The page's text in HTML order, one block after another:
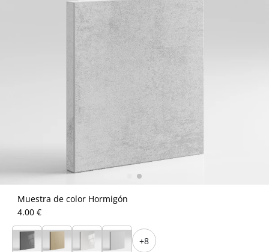
Muestra de color Hormigón
4.00 €
+8